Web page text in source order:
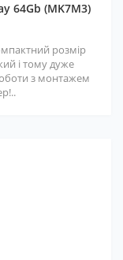
64Gb (MK7M3)
розмір
і тому дуже
з монтажем